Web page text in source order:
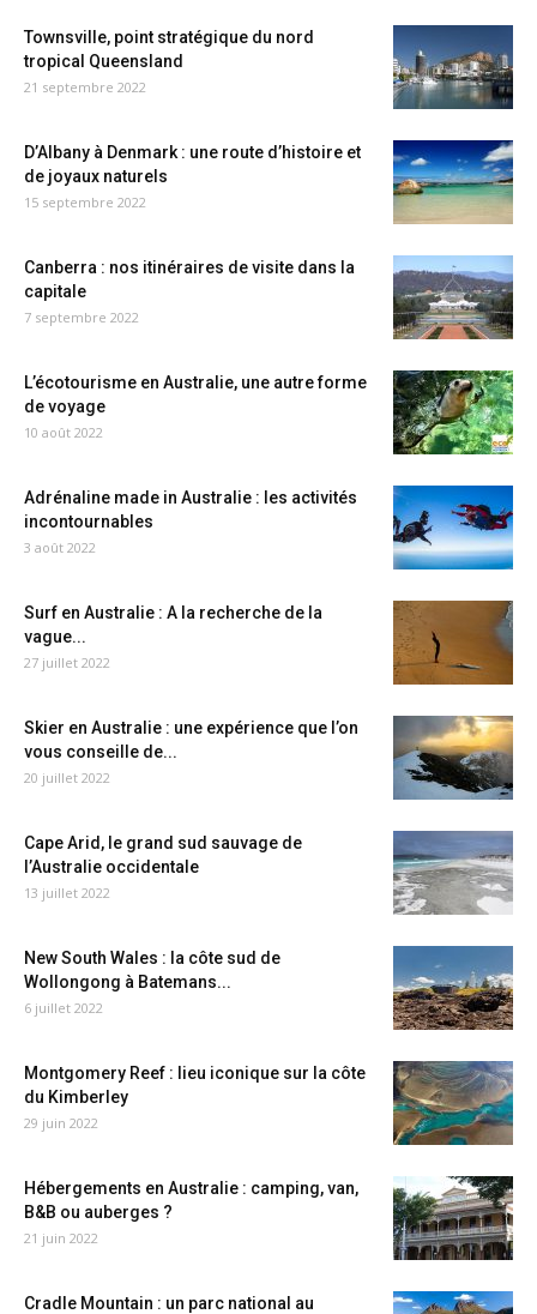
Townsville, point stratégique du nord
tropical Queensland
21 septembre 2022
D’Albany à Denmark : une route d’histoire et
de joyaux naturels
15 septembre 2022
Canberra : nos itinéraires de visite dans la
capitale
7 septembre 2022
L’écotourisme en Australie, une autre forme
de voyage
10 août 2022
Adrénaline made in Australie : les activités
incontournables
3 août 2022
Surf en Australie : A la recherche de la
vague...
27 juillet 2022
Skier en Australie : une expérience que l’on
vous conseille de...
20 juillet 2022
Cape Arid, le grand sud sauvage de
l’Australie occidentale
13 juillet 2022
New South Wales : la côte sud de
Wollongong à Batemans...
6 juillet 2022
Montgomery Reef : lieu iconique sur la côte
du Kimberley
29 juin 2022
Hébergements en Australie : camping, van,
B&B ou auberges ?
21 juin 2022
Cradle Mountain : un parc national au